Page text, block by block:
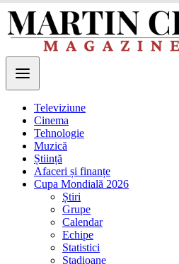
Televiziune
Cinema
Tehnologie
Muzică
Știință
Afaceri și finanțe
Cupa Mondială 2026
Știri
Grupe
Calendar
Echipe
Statistici
Stadioane